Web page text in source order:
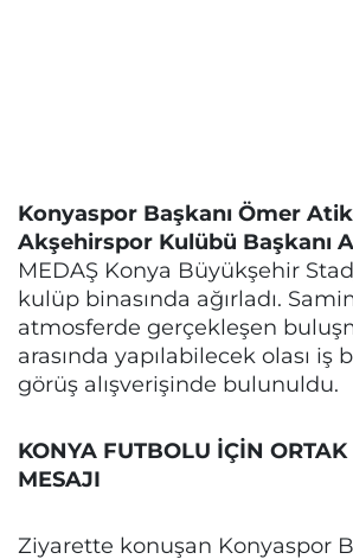
Konyaspor Başkanı Ömer
Akşehirspor Kulübü Başkanı
MEDAŞ Konya Büyükşehir
kulüp binasında ağırladı.
atmosferde gerçekleşen
arasında yapılabilecek olası iş
görüş alışverişinde bulunuldu.
KONYA FUTBOLU İÇİN ORTAK
MESAJI
Ziyarette konuşan Konyaspor